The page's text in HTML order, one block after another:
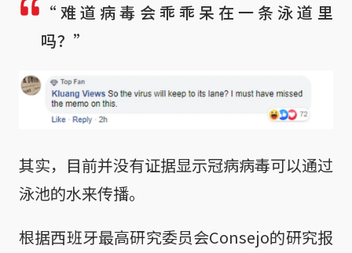
“难道病毒会乖乖呆在一条泳道里
吗？”
其实，目前并没有证据显示冠病病毒可以通过
泳池的水来传播。
根据西班牙最高研究委员会Consejo的研究报